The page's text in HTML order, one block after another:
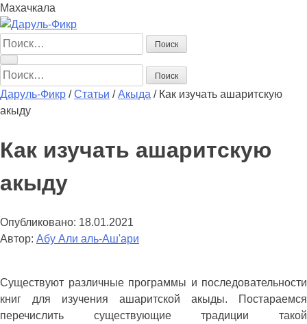
Махачкала
Найти:
Найти:
Даруль-Фикр /Статьи /Акыда / Как изучать ашаритскую
акыду
Как изучать ашаритскую
акыду
Опубликовано: 18.01.2021
Автор: Абу Али аль-Аш'ари
Существуют различные программы и последовательности
книг для изучения ашаритской акыды. Постараемся
перечислить существующие традиции такой